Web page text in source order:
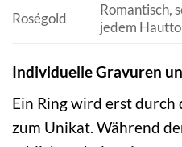
Roségold
Romantisch,
jedem
Individuelle Gravuren
Ein Ring wird erst durch
zum Unikat. Während